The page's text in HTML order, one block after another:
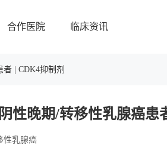
合作医院 临床资讯
| CDK4抑制剂
性晚期/转移性乳腺癌患
性乳腺癌